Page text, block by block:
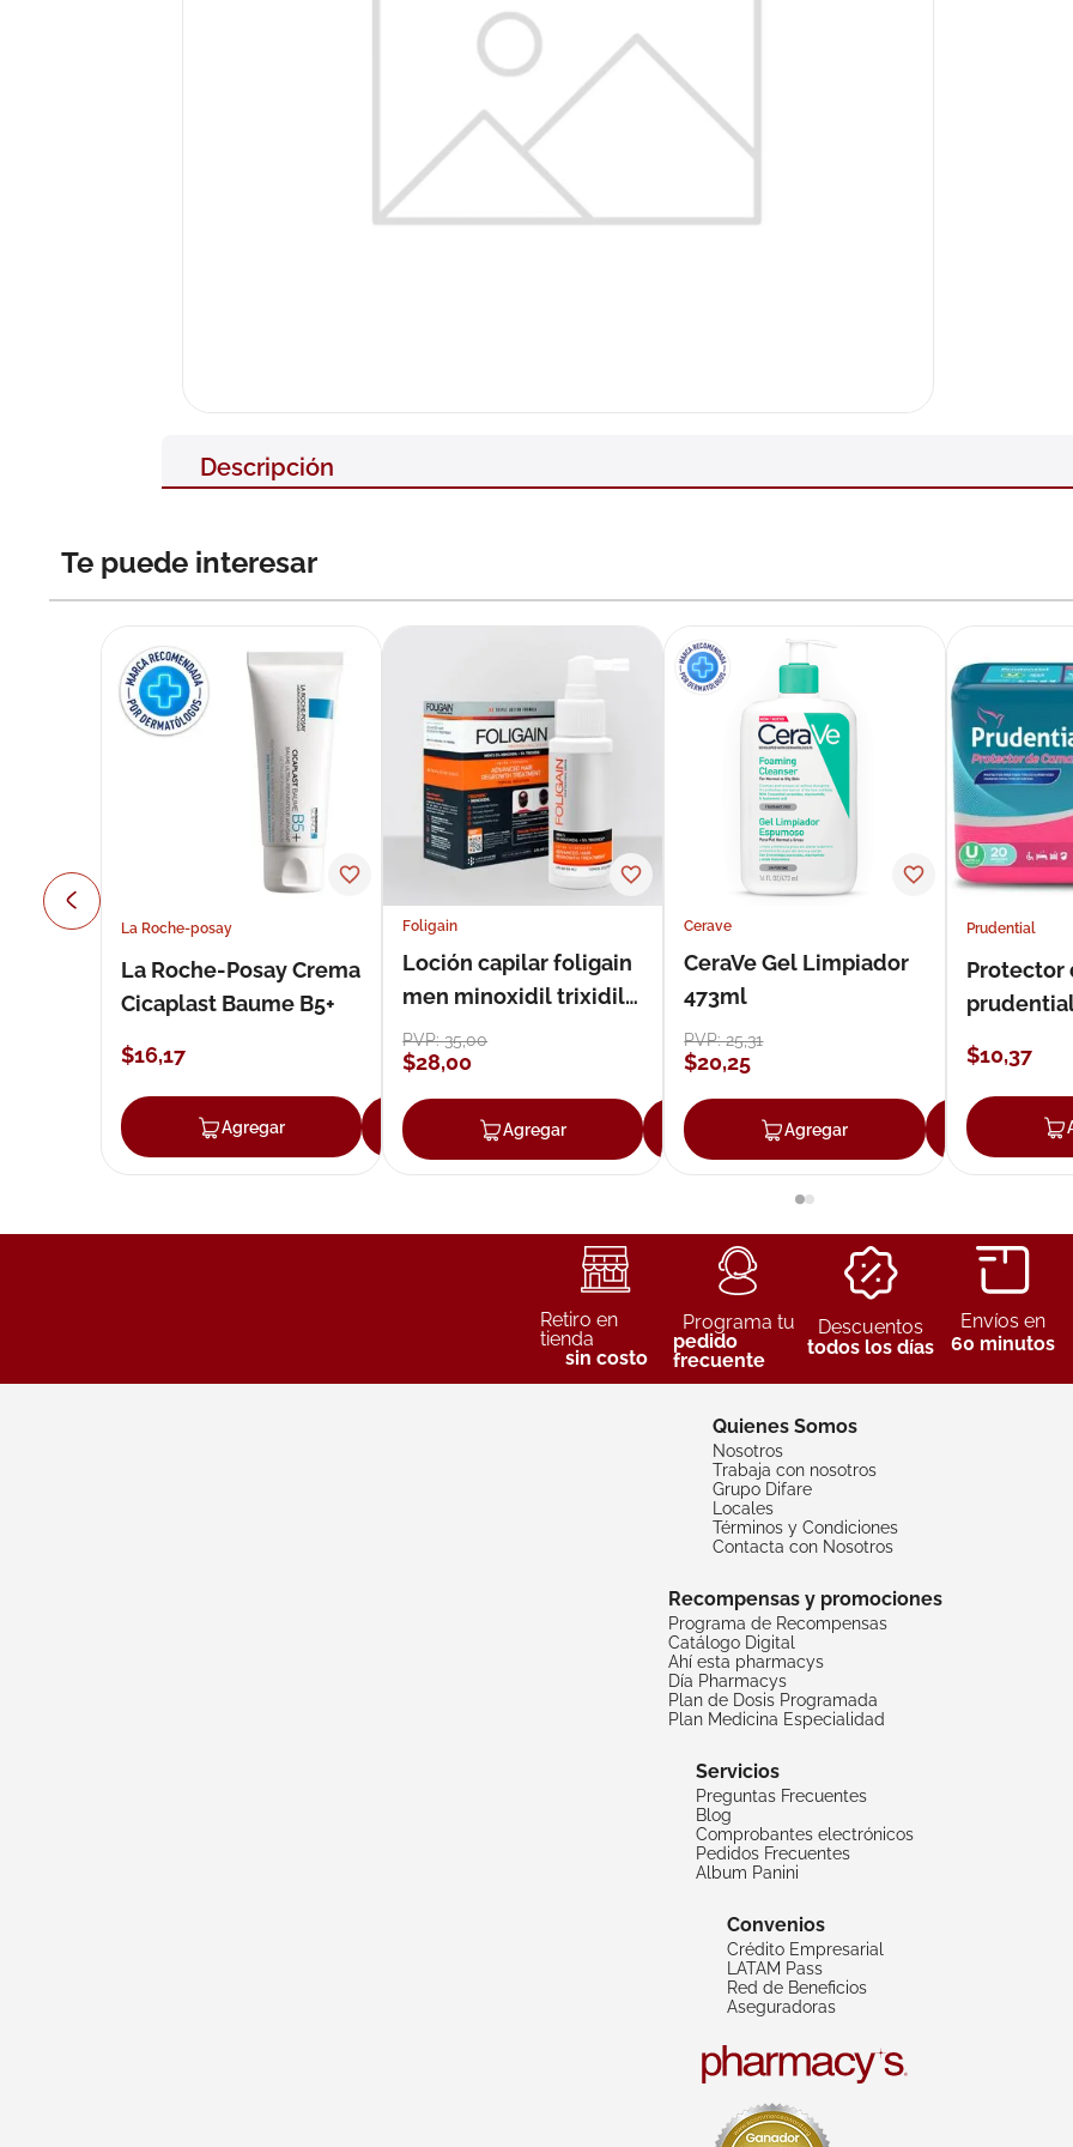
Descripción
Te puede interesar
La Roche-posay
La Roche-Posay Crema
Cicaplast Baume B5+
$16,17
Agregar Agregar
Foligain
Loción capilar foligain
men minoxidil trixidil
loción 59 ml
PVP:35,00
$28,00
Agregar Agregar
Cerave
CeraVe Gel Limpiador
473ml
PVP:25,31
$20,25
Agregar
Prudential
Protector
$10,37
Retiro en
tienda
sin costo
Programa tu
pedido
frecuente
Descuentos
todos los días
Envíos en
60 minutos
Quienes Somos
Nosotros
Trabaja con nosotros
Grupo Difare
Locales
Términos y Condiciones
Contacta con Nosotros
Recompensas y promociones
Programa de Recompensas
Catálogo Digital
Ahí esta pharmacys
Día Pharmacys
Plan de Dosis Programada
Plan Medicina Especialidad
Servicios
Preguntas Frecuentes
Blog
Comprobantes electrónicos
Pedidos Frecuentes
Album Panini
Convenios
Crédito Empresarial
LATAM Pass
Red de Beneficios
Aseguradoras
pañales